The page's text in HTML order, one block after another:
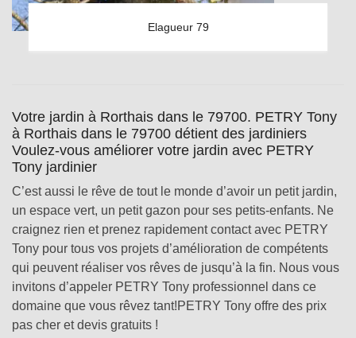
Elagueur 79
Votre jardin à Rorthais dans le 79700. PETRY Tony
à Rorthais dans le 79700 détient des jardiniers
Voulez-vous améliorer votre jardin avec PETRY
Tony jardinier
C’est aussi le rêve de tout le monde d’avoir un petit jardin,
un espace vert, un petit gazon pour ses petits-enfants. Ne
craignez rien et prenez rapidement contact avec PETRY
Tony pour tous vos projets d’amélioration de compétents
qui peuvent réaliser vos rêves de jusqu’à la fin. Nous vous
invitons d’appeler PETRY Tony professionnel dans ce
domaine que vous rêvez tant!PETRY Tony offre des prix
pas cher et devis gratuits !